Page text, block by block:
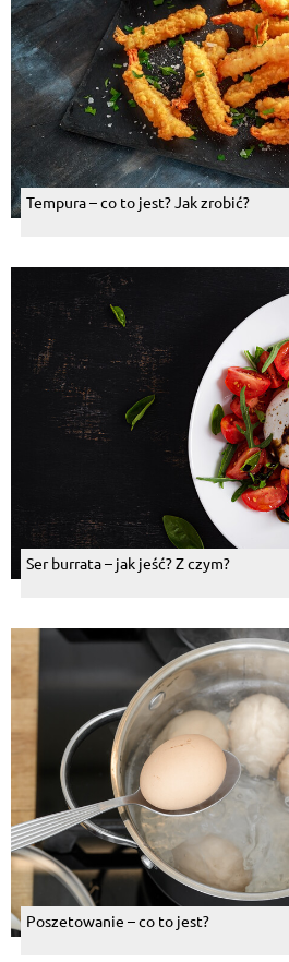
Tempura – co to jest? Jak zrobić?
Ser burrata – jak jeść? Z czym?
Poszetowanie – co to jest?